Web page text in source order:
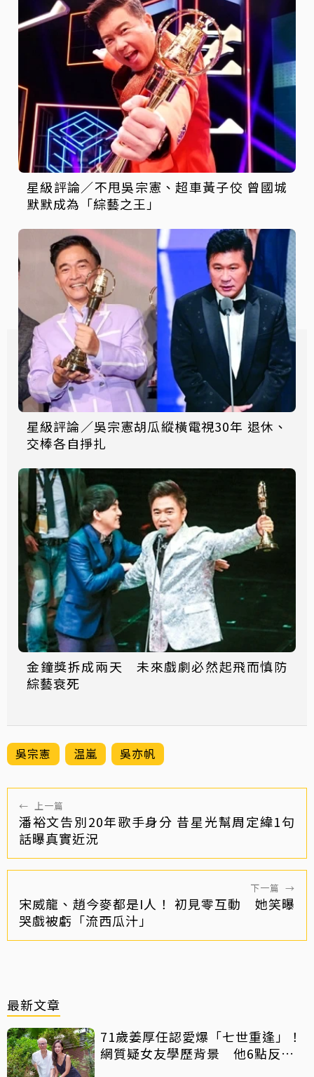
星級評論／不甩吳宗憲、超車黃子佼 曾國城
默默成為「綜藝之王」
星級評論／吳宗憲胡瓜縱橫電視30年 退休、
交棒各自掙扎
金鐘獎拆成兩天 未來戲劇必然起飛而慎防
綜藝衰死
吳宗憲 温嵐 吳亦帆
← 上一篇
潘裕文告別20年歌手身分 昔星光幫周定緯1句
話曝真實近況
下一篇 →
宋威龍、趙今麥都是I人！ 初見零互動 她笑曝
哭戲被虧「流西瓜汁」
最新文章
71歲姜厚任認愛爆「七世重逢」！
網質疑女友學歷背景 他6點反